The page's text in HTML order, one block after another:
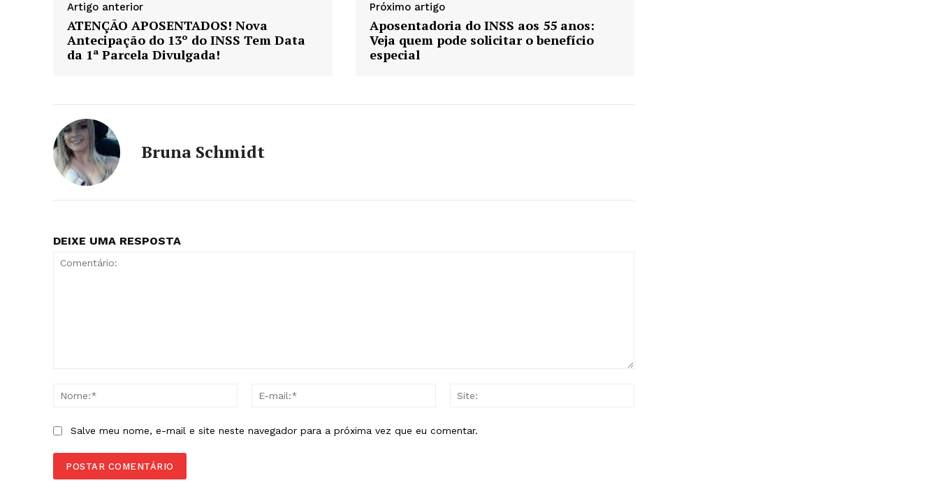
Artigo anterior
ATENÇÃO APOSENTADOS! Nova
Antecipação do 13º do INSS Tem Data
da 1ª Parcela Divulgada!
Próximo artigo
Aposentadoria do INSS aos 55 anos:
Veja quem pode solicitar o benefício
especial
Bruna Schmidt
DEIXE UMA RESPOSTA
Nome:*
Salve meu nome, e-mail e site neste navegador para a próxima vez que eu comentar.